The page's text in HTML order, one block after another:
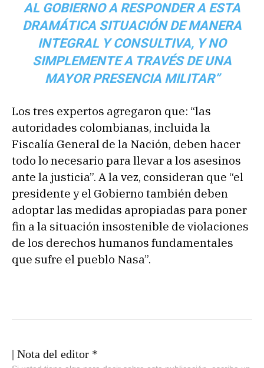
AL GOBIERNO A RESPONDER A ESTA
DRAMÁTICA SITUACIÓN DE MANERA
INTEGRAL Y CONSULTIVA, Y NO
SIMPLEMENTE A TRAVÉS DE UNA
MAYOR PRESENCIA MILITAR”
Los tres expertos agregaron que: “las
autoridades colombianas, incluida la
Fiscalía General de la Nación, deben hacer
todo lo necesario para llevar a los asesinos
ante la justicia”. A la vez, consideran que “el
presidente y el Gobierno también deben
adoptar las medidas apropiadas para poner
fin a la situación insostenible de violaciones
de los derechos humanos fundamentales
que sufre el pueblo Nasa”.
| Nota del editor *